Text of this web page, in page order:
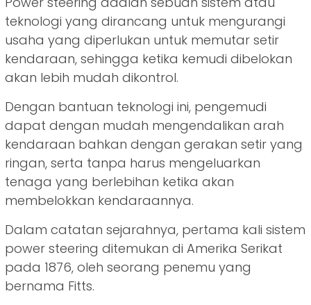
teknologi yang dirancang untuk mengurangi
usaha yang diperlukan untuk memutar setir
kendaraan, sehingga ketika kemudi dibelokan
akan lebih mudah dikontrol.
Dengan bantuan teknologi ini, pengemudi
dapat dengan mudah mengendalikan arah
kendaraan bahkan dengan gerakan setir yang
ringan, serta tanpa harus mengeluarkan
tenaga yang berlebihan ketika akan
membelokkan kendaraannya.
Dalam catatan sejarahnya, pertama kali sistem
power steering ditemukan di Amerika Serikat
pada 1876, oleh seorang penemu yang
bernama Fitts.